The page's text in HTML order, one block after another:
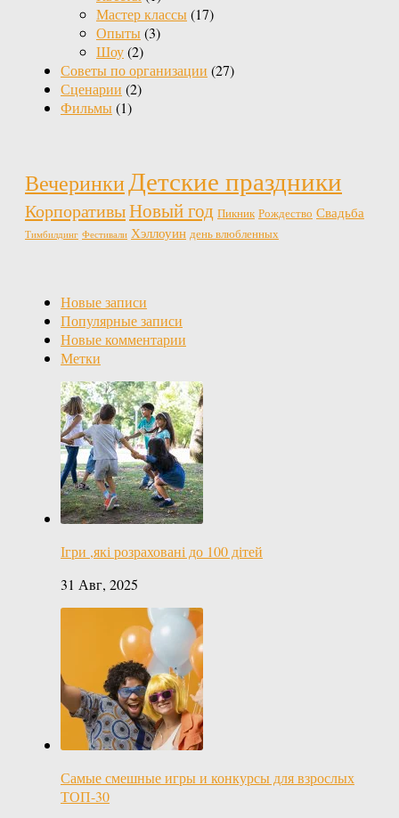
Мастер классы(17)
Опыты(3)
Шоу(2)
Советы по организации (27)
Сценарии (2)
Фильмы(1)
ВечеринкиДетские праздники
КорпоративыНовый год Пикник Рождество Свадьба
Тимбилдинг Фестивали Хэллоуин день влюбленных
Новые записи
Популярные записи
Новые комментарии
Метки
Ігри ,які розраховані до 100 дітей
31 Авг, 2025
Самые смешные игры и конкурсы для взрослых
ТОП-30